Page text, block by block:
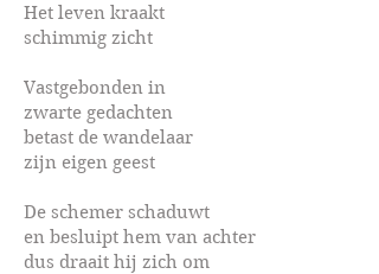
Het leven kraakt
schimmig zicht
Vastgebonden in
zwarte gedachten
betast de wandelaar
zijn eigen geest
De schemer schaduwt
en besluipt hem van achter
dus draait hij zich om